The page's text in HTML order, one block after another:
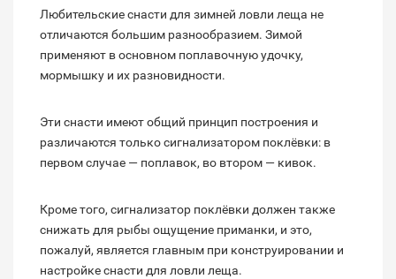
Любительские снасти для зимней ловли леща не
отличаются большим разнообразием. Зимой
применяют в основном поплавочную удочку,
мормышку и их разновидности.
Эти снасти имеют общий принцип построения и
различаются только сигнализатором поклёвки: в
первом случае — поплавок, во втором — кивок.
Кроме того, сигнализатор поклёвки должен также
снижать для рыбы ощущение приманки, и это,
пожалуй, является главным при конструировании и
настройке снасти для ловли леща.